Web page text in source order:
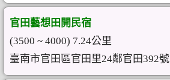
官田藝想田開民宿
(3500 ~ 4000) 7.24公里
臺南市官田區官田里24鄰官田392號